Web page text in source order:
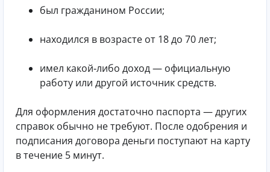
был гражданином России;
находился в возрасте от 18 до 70 лет;
имел какой‑либо доход — официальную
работу или другой источник средств.
Для оформления достаточно паспорта — других
справок обычно не требуют. После одобрения и
подписания договора деньги поступают на карту
в течение 5 минут.